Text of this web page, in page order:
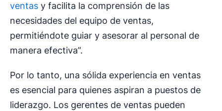
ventas y facilita la comprensión de las
necesidades del equipo de ventas,
permitiéndote guiar y asesorar al personal de
manera efectiva”.
Por lo tanto, una sólida experiencia en ventas
es esencial para quienes aspiran a puestos de
liderazgo. Los gerentes de ventas pueden